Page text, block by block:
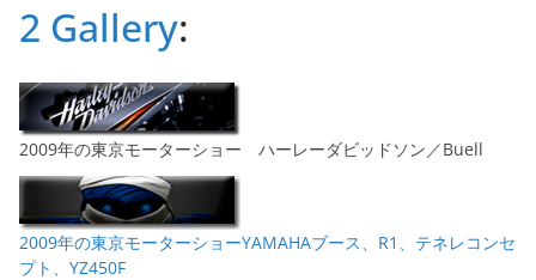
2 Gallery:
2009年の東京モーターショー ハーレーダビッドソン／Buell
2009年の東京モーターショーYAMAHAブース、R1、テネレコンセ
プト、YZ450F